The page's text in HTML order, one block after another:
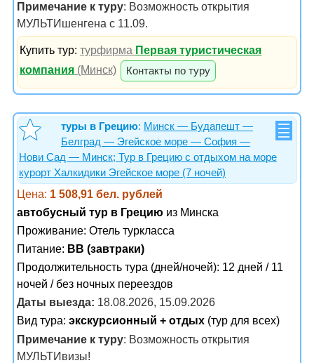
Примечание к туру: Возможность открытия
МУЛЬТИшенгена с 11.09.
Купить тур:турфирма Первая туристическая
компания (Минск) Контакты по туру
туры в Грецию: Минск — Будапешт —
Белград — Эгейское море — София —
Нови Сад — Минск; Тур в Грецию с отдыхом на море
курорт Халкидики Эгейское море (7 ночей)
Цена: 1 508,91 бел. рублей
автобусный тур в Грецию из Минска
Проживание: Отель туркласса
Питание: BB (завтраки)
Продолжительность тура (дней/ночей): 12 дней / 11
ночей / без ночных переездов
Даты выезда: 18.08.2026, 15.09.2026
Вид тура: экскурсионный + отдых (тур для всех)
Примечание к туру: Возможность открытия
МУЛЬТИвизы!